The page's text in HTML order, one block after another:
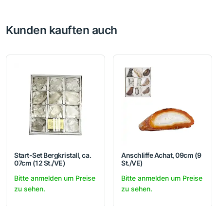
Kunden kauften auch
Start-Set Bergkristall, ca.
07cm (12 St./VE)
Bitte anmelden um Preise
zu sehen.
Anschliffe Achat, 09cm (9
St./VE)
Bitte anmelden um Preise
zu sehen.